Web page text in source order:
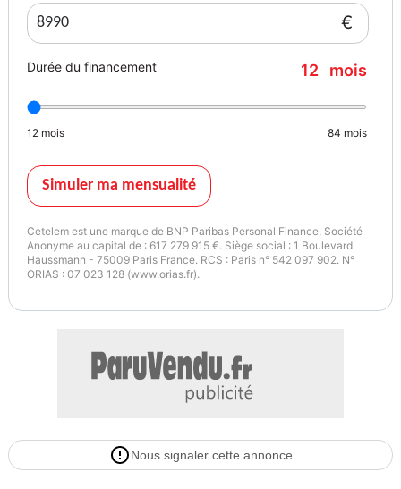
Equipements :
- climatisation bizone
- fermeture centralisée
- crochet d'attelage
- commandes au volant
- Prix affiché hors Fais de dossier 150e et hors carte grise
€
Durée du financement 12 mois
12 mois 84 mois
Simuler ma mensualité
Cetelem est une marque de BNP Paribas Personal Finance, Société
Anonyme au capital de : 617 279 915 €. Siège social : 1 Boulevard
Haussmann - 75009 Paris France. RCS : Paris n° 542 097 902. N°
ORIAS : 07 023 128 (www.orias.fr).
Nous signaler cette annonce